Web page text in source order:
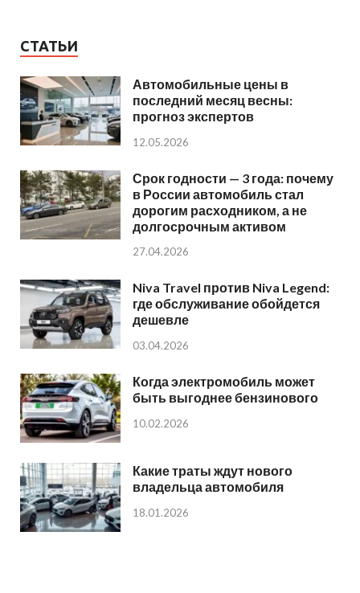
СТАТЬИ
Автомобильные цены в
последний месяц весны:
прогноз экспертов
12.05.2026
Срок годности — 3 года: почему
в России автомобиль стал
дорогим расходником, а не
долгосрочным активом
27.04.2026
Niva Travel против Niva Legend:
где обслуживание обойдется
дешевле
03.04.2026
Когда электромобиль может
быть выгоднее бензинового
10.02.2026
Какие траты ждут нового
владельца автомобиля
18.01.2026